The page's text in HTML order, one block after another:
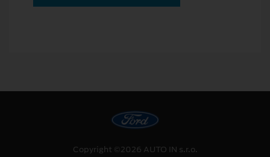
Copyright ©2026 AUTO IN s.r.o.